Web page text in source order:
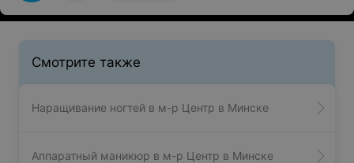
Смотрите также
Наращивание ногтей в м-р Центр в Минске
Аппаратный маникюр в м-р Центр в Минске